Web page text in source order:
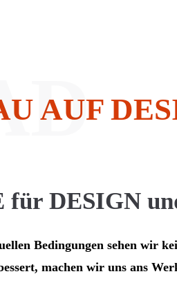
AUF
für DESIGN
Bedingungen sehen wir
machen wir uns ans